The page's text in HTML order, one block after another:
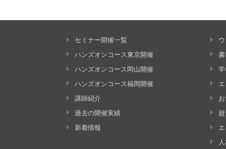
セミナー開催一覧
ハンズオンコース東京開催
ハンズオンコース岡山開催
ハンズオンコース福岡開催
講師紹介
過去の開催実績
新着情報